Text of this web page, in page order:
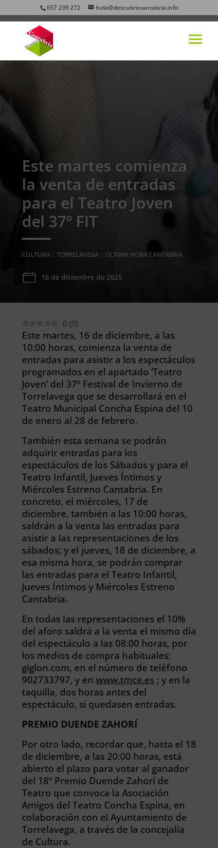
657 239 272 hola@descubrecantabria.info
Este martes comienza
la venta de entradas
para el Teatro Joven
del 37º FIT
CULTURA| TORRELAVEGA| ÚLTIMA HORA CANTABRIA
16 de diciembre de 2025
0 (0)
Este martes, 16 de diciembre, a las
10:00 horas, comienza la venta de
entradas para asistir a los espectáculos
programados en el apartado ‘Teatro
Joven’ del 37º Festival de Invierno de
Torrelavega que se desarrollará en el
Teatro Municipal Concha Espina del 10
de enero al 28 de febrero.
También esta semana se podrán
adquirir entradas para los
espectáculos de los Sábados y para el
Teatro Infantil, Jueves Íntimos y
Miércoles Estreno Cantabria. En
concreto, el miércoles, 17 de
diciembre, también a las 10:00 horas,
saldrán a la venta las entradas para
asistir a las representaciones de los
sábados; y el jueves, 18 de diciembre, a
esa misma hora, se podrán comprar
las entradas para el Teatro Infantil,
Jueves Íntimos y Miércoles Estreno
Cantabria.
En todas las representaciones el 10%
del aforo saldrá a la venta el mismo día
del espectáculo a las 08:00 horas, por
los medios de compra habituales:
giglon.com, en el número de teléfono
902733797, y en www.tmce.es ; y en la
taquilla, dos horas antes del
espectáculo, si quedasen entradas.
PREMIO DUENDE ZAHORÍ
Por otro lado, recordar que, hasta el 18
de diciembre, a las 20:00 horas, está
abierto el plazo para votar al ganador
del 18º Premio Duende Zahorí de
Teatro que convoca la Asociación
Amigos del Teatro Concha Espina, en
colaboración con el Ayuntamiento de
Torrelavega, a través de la concejalía
de Cultura.